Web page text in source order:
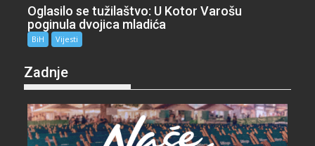
Oglasilo se tužilaštvo: U Kotor Varošu
poginula dvojica mladića
BiH Vijesti
Zadnje